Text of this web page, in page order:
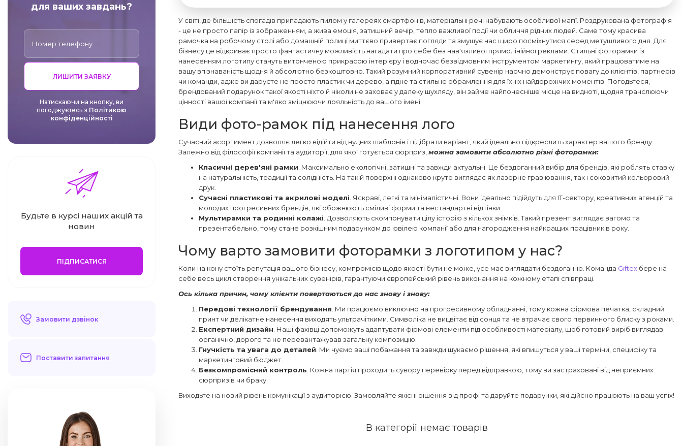
для ваших завдань?
ЛИШИТИ ЗАЯВКУ
Натискаючи на кнопку, ви
погоджуєтесь з Політикою
конфіденційності
Будьте в курсі наших акцій та
новин
ПІДПИСАТИСЯ
Замовити дзвінок
Поставити запитання
У світі, де більшість спогадів припадають пилом у галереях смартфонів, матеріальні речі набувають особливої магії. Роздрукована фотографія
- це не просто папір із зображенням, а жива емоція, затишний вечір, тепло важливої події чи обличчя рідних людей. Саме тому красива
рамочка на робочому столі або домашній полиці миттєво привертає погляди та змушує нас щиро посміхнутися серед метушливого дня. Для
бізнесу це відкриває просто фантастичну можливість нагадати про себе без нав'язливої прямолінійної реклами. Стильні фоторамки із
нанесенням логотипу стануть витонченою прикрасою інтер'єру і водночас безвідмовним інструментом маркетингу, який працюватиме на
вашу впізнаваність щодня й абсолютно безкоштовно. Такий розумний корпоративний сувенір наочно демонструє повагу до клієнтів, партнерів
чи команди, адже ви даруєте не просто пластик чи дерево, а гідне та стильне обрамлення для їхніх найдорожчих моментів. Погодьтеся,
брендований подарунок такої якості ніхто й ніколи не заховає у далеку шухляду, він займе найпочесніше місце на видноті, щодня транслюючи
цінності вашої компанії та м'яко зміцнюючи лояльність до вашого імені.
Види фото-рамок під нанесення лого
Сучасний асортимент дозволяє легко відійти від нудних шаблонів і підібрати варіант, який ідеально підкреслить характер вашого бренду.
Залежно від філософії компанії та аудиторії, для якої готується сюрприз, можна замовити абсолютно різні фоторамки:
Класичні дерев'яні рамки . Максимально екологічні, затишні та завжди актуальні. Це бездоганний вибір для брендів, які роблять ставку
на натуральність, традиції та солідність. На такій поверхні однаково круто виглядає як лазерне гравіювання, так і соковитий кольоровий
друк.
Сучасні пластикові та акрилові моделі . Яскраві, легкі та мінімалістичні. Вони ідеально підійдуть для IT-сектору, креативних агенцій та
молодих прогресивних брендів, які обожнюють сміливі форми та нестандартні відтінки.
Мультирамки та родинні колажі . Дозволяють скомпонувати цілу історію з кількох знімків. Такий презент виглядає вагомо та
презентабельно, тому стане розкішним подарунком до ювілею компанії або для нагородження найкращих працівників року.
Чому варто замовити фоторамки з логотипом у нас?
Коли на кону стоїть репутація вашого бізнесу, компромісів щодо якості бути не може, усе має виглядати бездоганно. Команда Giftex бере на
себе весь цикл створення унікальних сувенірів, гарантуючи європейський рівень виконання на кожному етапі співпраці.
Ось кілька причин, чому клієнти повертаються до нас знову і знову:
Передові технології брендування . Ми працюємо виключно на прогресивному обладнанні, тому кожна фірмова печатка, складний
принт чи делікатне нанесення виходять ультрачіткими. Символіка не вицвітає від сонця та не втрачає свого первинного блиску з роками.
Експертний дизайн . Наші фахівці допоможуть адаптувати фірмові елементи під особливості матеріалу, щоб готовий виріб виглядав
органічно, дорого та не перевантажував загальну композицію.
Гнучкість та увага до деталей . Ми чуємо ваші побажання та завжди шукаємо рішення, які впишуться у ваші терміни, специфіку та
маркетинговий бюджет.
Безкомпромісний контроль . Кожна партія проходить сувору перевірку перед відправкою, тому ви застраховані від неприємних
сюрпризів чи браку.
Виходьте на новий рівень комунікації з аудиторією. Замовляйте якісні рішення від профі та даруйте подарунки, які дійсно працюють на ваш успіх!
В категорії немає товарів